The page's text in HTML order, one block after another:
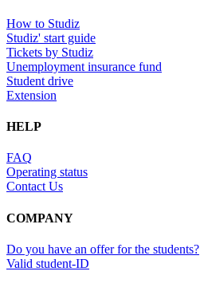
How to Studiz
Studiz' start guide
Tickets by Studiz
Unemployment insurance fund
Student drive
Extension
HELP
FAQ
Operating status
Contact Us
COMPANY
Do you have an offer for the students?
Valid student-ID